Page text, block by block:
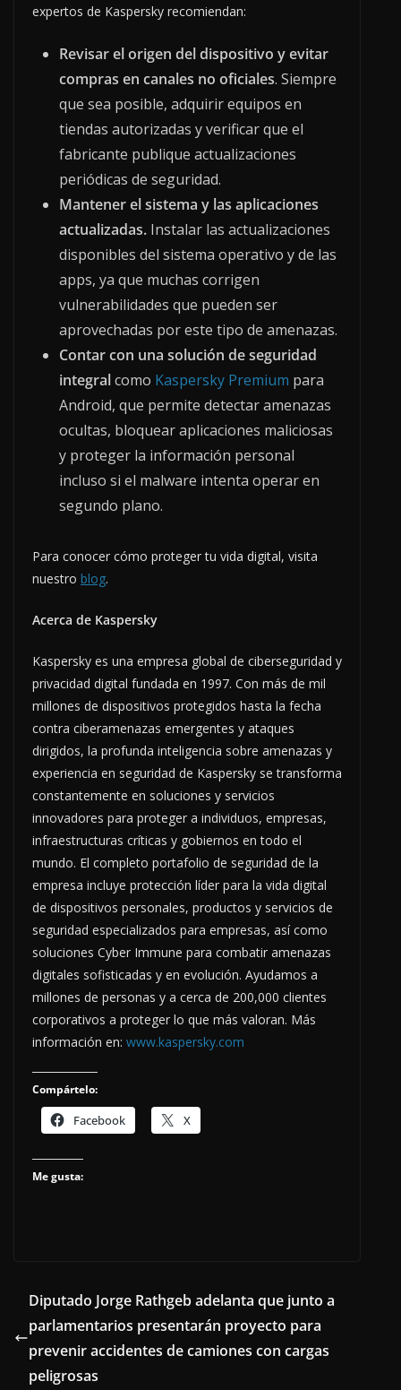
expertos de Kaspersky recomiendan:
Revisar el origen del dispositivo y evitar
compras en canales no oficiales. Siempre
que sea posible, adquirir equipos en
tiendas autorizadas y verificar que el
fabricante publique actualizaciones
periódicas de seguridad.
Mantener el sistema y las aplicaciones
actualizadas. Instalar las actualizaciones
disponibles del sistema operativo y de las
apps, ya que muchas corrigen
vulnerabilidades que pueden ser
aprovechadas por este tipo de amenazas.
Contar con una solución de seguridad
integralcomo Kaspersky Premium para
Android, que permite detectar amenazas
ocultas, bloquear aplicaciones maliciosas
y proteger la información personal
incluso si el malware intenta operar en
segundo plano.
Para conocer cómo proteger tu vida digital, visita
nuestro blog.
Acerca de Kaspersky
Kaspersky es una empresa global de ciberseguridad y
privacidad digital fundada en 1997. Con más de mil
millones de dispositivos protegidos hasta la fecha
contra ciberamenazas emergentes y ataques
dirigidos, la profunda inteligencia sobre amenazas y
experiencia en seguridad de Kaspersky se transforma
constantemente en soluciones y servicios
innovadores para proteger a individuos, empresas,
infraestructuras críticas y gobiernos en todo el
mundo. El completo portafolio de seguridad de la
empresa incluye protección líder para la vida digital
de dispositivos personales, productos y servicios de
seguridad especializados para empresas, así como
soluciones Cyber Immune para combatir amenazas
digitales sofisticadas y en evolución. Ayudamos a
millones de personas y a cerca de 200,000 clientes
corporativos a proteger lo que más valoran. Más
información en: www.kaspersky.com
Compártelo:
Facebook X
Me gusta:
Diputado Jorge Rathgeb adelanta que junto a
parlamentarios presentarán proyecto para
prevenir accidentes de camiones con cargas
peligrosas